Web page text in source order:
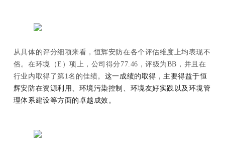
从具体的评分细项来看，恒辉安防在各个评估维度上均表现不
俗。在环境（E）项上，公司得分77.46，评级为BB，并且在
行业内取得了第1名的佳绩。 这一成绩的取得，主要得益于恒
辉安防在资源利用、环境污染控制、环境友好实践以及环境管
理体系建设等方面的卓越成效。